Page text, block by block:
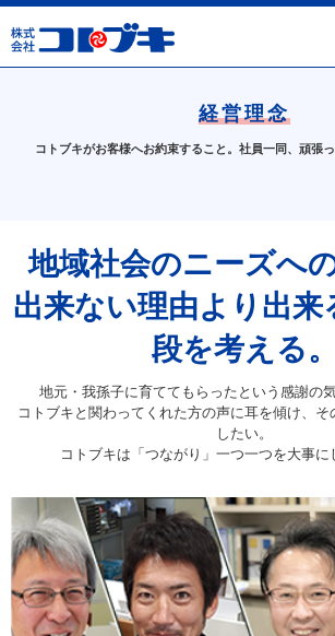
経営理念
コトブキがお客様へお約束すること。社員一同、頑張っ
地域社会のニーズへの
出来ない理由より出来
段を考える。
地元・我孫子に育ててもらったという感謝の
コトブキと関わってくれた方の声に耳を傾け、
したい。
コトブキは「つながり」一つ一つを大事に